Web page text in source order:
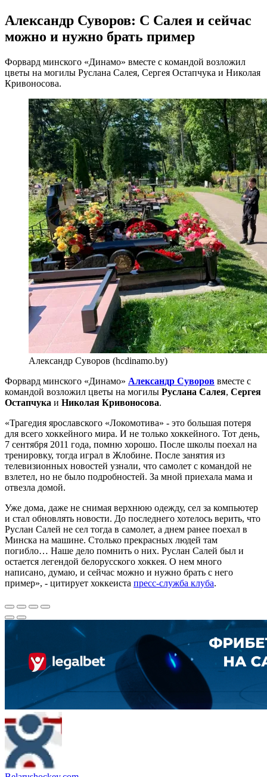
Александр Суворов: С Салея и сейчас
можно и нужно брать пример
Форвард минского «Динамо» вместе с командой возложил
цветы на могилы Руслана Салея, Сергея Остапчука и Николая
Кривоносова.
Александр Суворов (hcdinamo.by)
Форвард минского «Динамо» Александр Суворов вместе с
командой возложил цветы на могилы Руслана Салея, Сергея
Остапчука и Николая Кривоносова.
«Трагедия ярославского «Локомотива» - это большая потеря
для всего хоккейного мира. И не только хоккейного. Тот день,
7 сентября 2011 года, помню хорошо. После школы поехал на
тренировку, тогда играл в Жлобине. После занятия из
телевизионных новостей узнали, что самолет с командой не
взлетел, но не было подробностей. За мной приехала мама и
отвезла домой.
Уже дома, даже не снимая верхнюю одежду, сел за компьютер
и стал обновлять новости. До последнего хотелось верить, что
Руслан Салей не сел тогда в самолет, а днем ранее поехал в
Минска на машине. Столько прекрасных людей там
погибло… Наше дело помнить о них. Руслан Салей был и
остается легендой белорусского хоккея. О нем много
написано, думаю, и сейчас можно и нужно брать с него
пример», - цитирует хоккеиста пресс-служба клуба.